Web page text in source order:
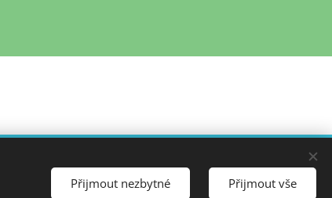
- Dejvice
Přijmout nezbytné Přijmout vše